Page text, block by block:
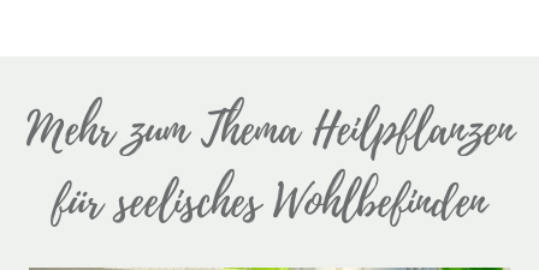
Mehr zum Thema Heilpflanzen
für seelisches Wohlbefinden